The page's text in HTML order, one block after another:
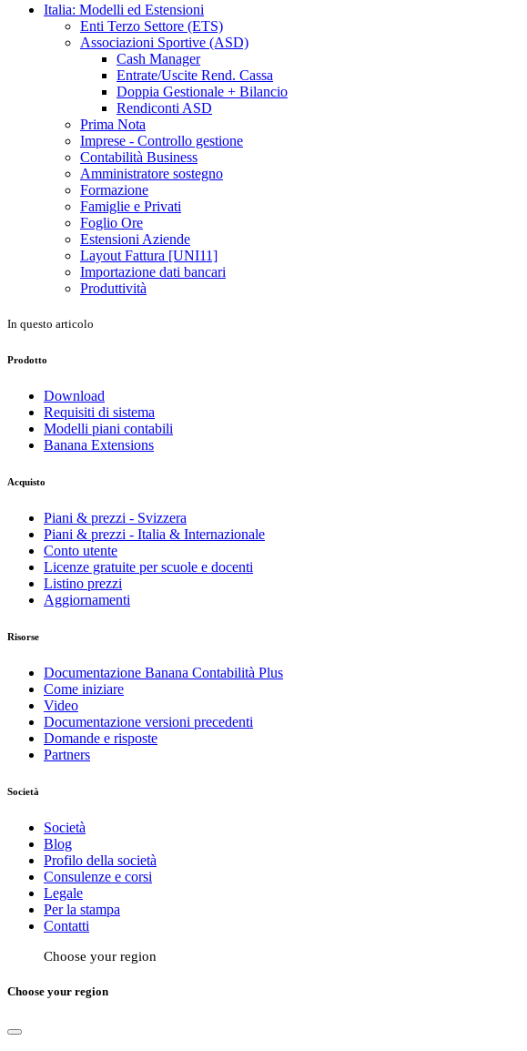
Italia: Modelli ed Estensioni
Enti Terzo Settore (ETS)
Associazioni Sportive (ASD)
Cash Manager
Entrate/Uscite Rend. Cassa
Doppia Gestionale + Bilancio
Rendiconti ASD
Prima Nota
Imprese - Controllo gestione
Contabilità Business
Amministratore sostegno
Formazione
Famiglie e Privati
Foglio Ore
Estensioni Aziende
Layout Fattura [UNI11]
Importazione dati bancari
Produttività
In questo articolo
Prodotto
Download
Requisiti di sistema
Modelli piani contabili
Banana Extensions
Acquisto
Piani & prezzi - Svizzera
Piani & prezzi - Italia & Internazionale
Conto utente
Licenze gratuite per scuole e docenti
Listino prezzi
Aggiornamenti
Risorse
Documentazione Banana Contabilità Plus
Come iniziare
Video
Documentazione versioni precedenti
Domande e risposte
Partners
Società
Società
Blog
Profilo della società
Consulenze e corsi
Legale
Per la stampa
Contatti
Choose your region
Choose your region